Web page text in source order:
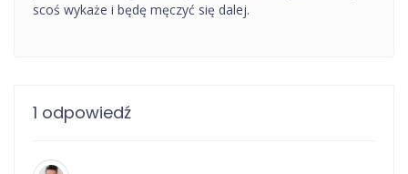
scoś wykaże i będę męczyć się dalej.
1 odpowiedź